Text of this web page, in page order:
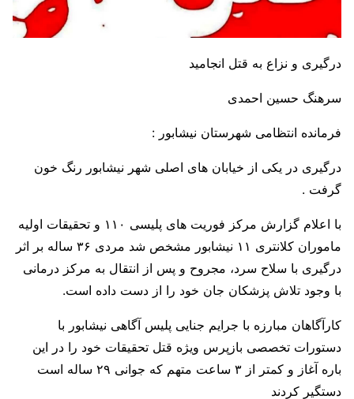
درگیری و نزاع به قتل انجامید
سرهنگ حسین احمدی
فرمانده انتظامی شهرستان نیشابور :
درگیری در یکی از خیابان های اصلی شهر نیشابور رنگ خون
گرفت .
با اعلام گزارش مرکز فوریت های پلیسی ۱۱۰ و تحقیقات اولیه
ماموران کلانتری ۱۱ نیشابور مشخص شد مردی ۳۶ ساله بر اثر
درگیری با سلاح سرد، مجروح و پس از انتقال به مرکز درمانی
با وجود تلاش پزشکان جان خود را از دست داده است.
کارآگاهان مبارزه با جرایم جنایی پلیس آگاهی نیشابور با
دستورات تخصصی بازپرس ویژه قتل تحقیقات خود را در این
باره آغاز و کمتر از ۳ ساعت متهم که جوانی ۲۹ ساله است
دستگیر کردند